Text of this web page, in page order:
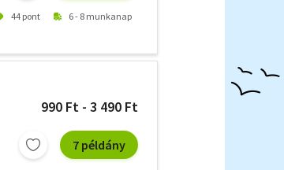
44 pont 6 - 8 munkanap
990 Ft - 3 490 Ft
7 példány